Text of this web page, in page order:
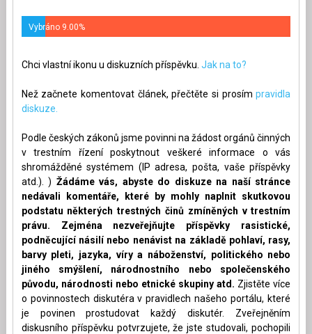
Vybráno 9.00%
Chci vlastní ikonu u diskuzních příspěvku. Jak na to?
Než začnete komentovat článek, přečtěte si prosímpravidla
diskuze.
Podle českých zákonů jsme povinni na žádost orgánů činných
v trestním řízení poskytnout veškeré informace o vás
shromážděné systémem (IP adresa, pošta, vaše příspěvky
atd.). ) Žádáme vás, abyste do diskuze na naší stránce
nedávali komentáře, které by mohly naplnit skutkovou
podstatu některých trestných činů zmíněných v trestním
právu. Zejména nezveřejňujte příspěvky rasistické,
podněcující násilí nebo nenávist na základě pohlaví, rasy,
barvy pleti, jazyka, víry a náboženství, politického nebo
jiného smýšlení, národnostního nebo společenského
původu, národnosti nebo etnické skupiny atd. Zjistěte více
o povinnostech diskutéra v pravidlech našeho portálu, které
je povinen prostudovat každý diskutér. Zveřejněním
diskusního příspěvku potvrzujete, že jste studovali, pochopili